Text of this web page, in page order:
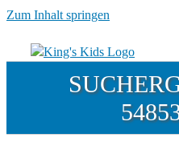
Zum Inhalt springen